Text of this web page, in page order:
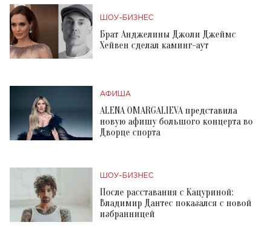
ШОУ-БИЗНЕС
Брат Анджелины Джоли Джеймс
Хейвен сделал каминг-аут
АФИША
ALENA OMARGALIEVA представила
новую афишу большого концерта во
Дворце спорта
ШОУ-БИЗНЕС
После расставания с Кацуриной:
Владимир Дантес показался с новой
избранницей